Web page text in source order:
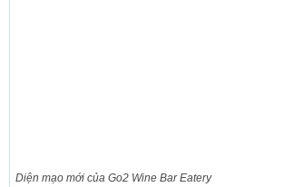
Diện mạo mới của Go2 Wine Bar Eatery